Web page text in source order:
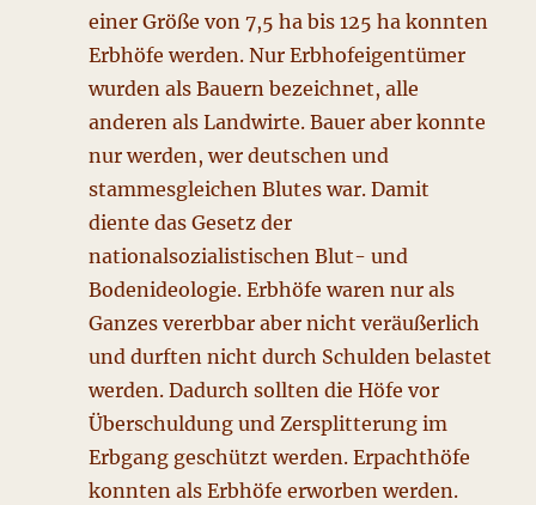
einer Größe von 7,5 ha bis 125 ha konnten
Erbhöfe werden. Nur Erbhofeigentümer
wurden als Bauern bezeichnet, alle
anderen als Landwirte. Bauer aber konnte
nur werden, wer deutschen und
stammesgleichen Blutes war. Damit
diente das Gesetz der
nationalsozialistischen Blut- und
Bodenideologie. Erbhöfe waren nur als
Ganzes vererbbar aber nicht veräußerlich
und durften nicht durch Schulden belastet
werden. Dadurch sollten die Höfe vor
Überschuldung und Zersplitterung im
Erbgang geschützt werden. Erpachthöfe
konnten als Erbhöfe erworben werden.